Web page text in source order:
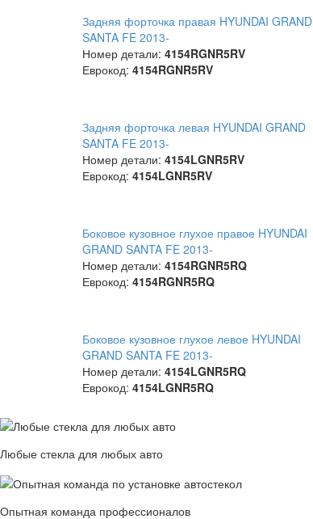
Задняя форточка правая HYUNDAI GRAND
SANTA FE 2013-
Номер детали: 4154RGNR5RV
Еврокод: 4154RGNR5RV
Задняя форточка левая HYUNDAI GRAND
SANTA FE 2013-
Номер детали: 4154LGNR5RV
Еврокод: 4154LGNR5RV
Боковое кузовное глухое правое HYUNDAI
GRAND SANTA FE 2013-
Номер детали: 4154RGNR5RQ
Еврокод: 4154RGNR5RQ
Боковое кузовное глухое левое HYUNDAI
GRAND SANTA FE 2013-
Номер детали: 4154LGNR5RQ
Еврокод: 4154LGNR5RQ
Любые стекла для любых авто
Опытная команда профессионалов